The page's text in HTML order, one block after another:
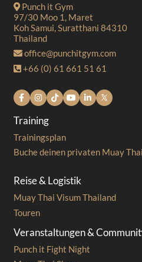
Punch it Gym
97/30 Moo 1, Maret
Koh Samui, Suratthani 84310
Thailand
office@punchitgym.com
+66 (0) 61 661 51 61
Training
Trainingsplan
Buche deinen privaten Muay
Reise & Logistik
Muay Thai Visum Thailand
Touren
Veranstaltungen &
Punch it Fight Night